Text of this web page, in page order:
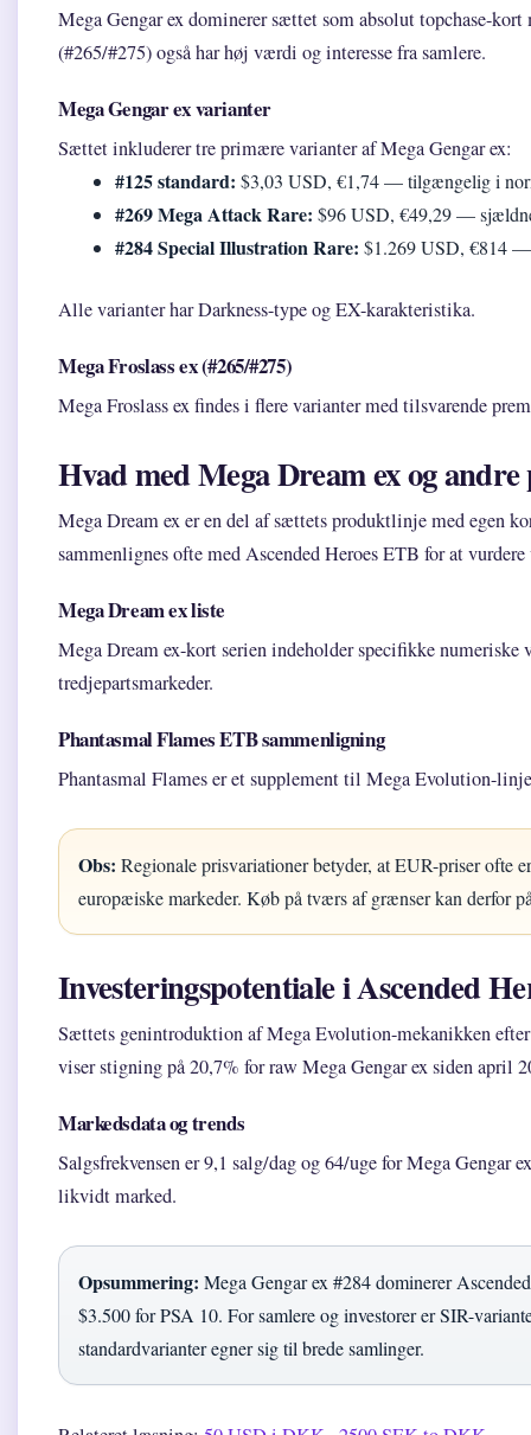
Mega Gengar ex dominerer sættet som absolut topchase-kort
(#265/#275) også har høj værdi og interesse fra samlere.
Mega Gengar ex varianter
Sættet inkluderer tre primære varianter af Mega Gengar ex:
#125 standard: $3,03 USD, €1,74 — tilgængelig i
#269 Mega Attack Rare: $96 USD, €49,29 —
#284 Special Illustration Rare: $1.269 USD, €814
Alle varianter har Darkness-type og EX-karakteristika.
Mega Froslass ex (#265/#275)
Mega Froslass ex findes i flere varianter med tilsvarende
Hvad med Mega Dream ex og
Mega Dream ex er en del af sættets produktlinje med egen
sammenlignes ofte med Ascended Heroes ETB for at
Mega Dream ex liste
Mega Dream ex-kort serien indeholder specifikke
tredjepartsmarkeder.
Phantasmal Flames ETB sammenligning
Phantasmal Flames er et supplement til Mega Evolution-
Obs: Regionale prisvariationer betyder, at EUR-priser ofte
europæiske markeder. Køb på tværs af grænser kan derfor
Investeringspotentiale i Ascended
Sættets genintroduktion af Mega Evolution-mekanikken
viser stigning på 20,7% for raw Mega Gengar ex siden april
Markedsdata og trends
Salgsfrekvensen er 9,1 salg/dag og 64/uge for Mega
likvidt marked.
Opsummering: Mega Gengar ex #284 dominerer
$3.500 for PSA 10. For samlere og investorer er SIR-
standardvarianter egner sig til brede samlinger.